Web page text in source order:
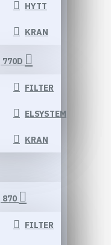
HYTT
KRAN
770D
FILTER
ELSYSTEM
KRAN
870
FILTER